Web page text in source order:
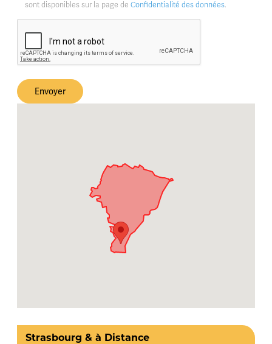
sont disponibles sur la page de Confidentialité des données.
Strasbourg & à Distance